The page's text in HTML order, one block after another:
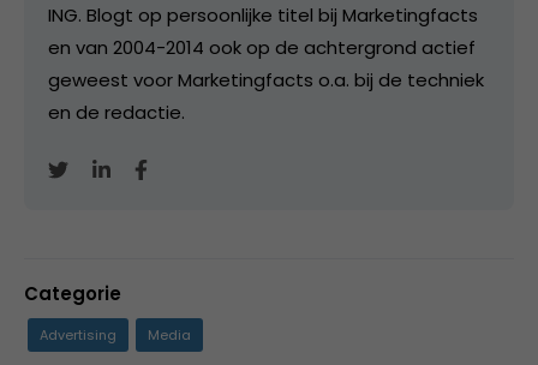
ING. Blogt op persoonlijke titel bij Marketingfacts
en van 2004-2014 ook op de achtergrond actief
geweest voor Marketingfacts o.a. bij de techniek
en de redactie.
Categorie
Advertising Media